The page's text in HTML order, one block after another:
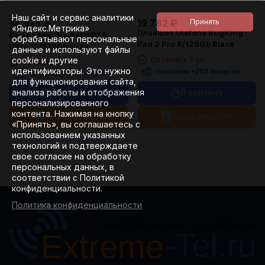
36 742 ₽
Смартфон Oukitel WP55
Ultra 12/512Gb Grey
Осталась 1 шт.
Начислим +525 бонусов
В корзину
Запрос счета / КП
19 782 ₽
Планшет Ulefone RugKing
Pad 2 Pro 8/128Gb Black
Начислим + бонусов
Наш сайт и сервис аналитики
«Яндекс.Метрика»
обрабатывают персональные
данные и используют файлы
cookie и другие
идентификаторы. Это нужно
для функционирования сайта,
анализа работы и отображения
персонализированного
контента. Нажимая на кнопку
«Принять», вы соглашаетесь с
использованием указанных
технологий и подтверждаете
свое согласие на обработку
персональных данных, в
соответствии с Политикой
конфиденциальности.
Политика конфиденциальности